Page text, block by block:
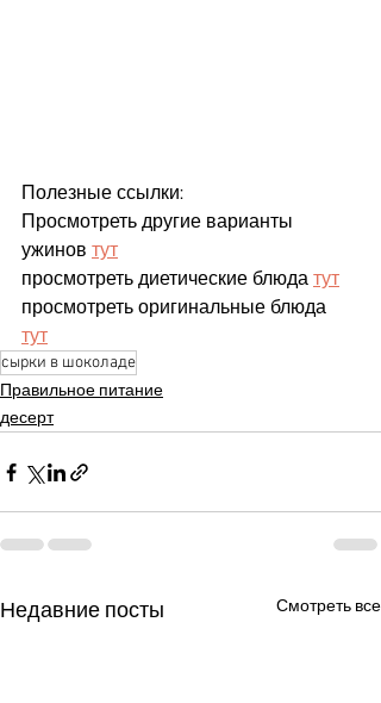
Полезные ссылки:
Просмотреть другие варианты
ужинов тут
просмотреть диетические блюда тут
просмотреть оригинальные блюда
тут
сырки в шоколаде
Правильное питание
десерт
Недавние посты Смотреть все